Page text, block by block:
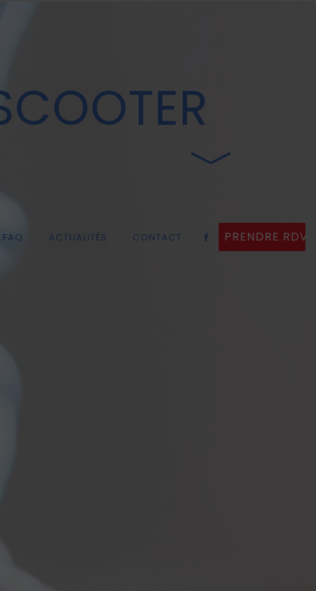
FAQ ACTUALITÉS CONTACT PRENDRE RDV